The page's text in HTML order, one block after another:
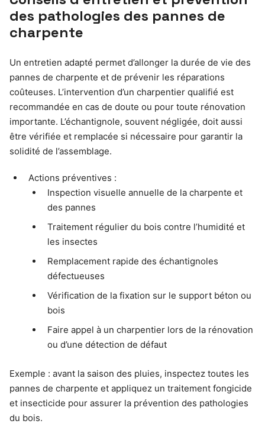
des pathologies des pannes de
charpente
Un entretien adapté permet d’allonger la durée de vie des
pannes de charpente et de prévenir les réparations
coûteuses. L’intervention d’un charpentier qualifié est
recommandée en cas de doute ou pour toute rénovation
importante. L’échantignole, souvent négligée, doit aussi
être vérifiée et remplacée si nécessaire pour garantir la
solidité de l’assemblage.
Actions préventives :
Inspection visuelle annuelle de la charpente et
des pannes
Traitement régulier du bois contre l’humidité et
les insectes
Remplacement rapide des échantignoles
défectueuses
Vérification de la fixation sur le support béton ou
bois
Faire appel à un charpentier lors de la rénovation
ou d’une détection de défaut
Exemple : avant la saison des pluies, inspectez toutes les
pannes de charpente et appliquez un traitement fongicide
et insecticide pour assurer la prévention des pathologies
du bois.